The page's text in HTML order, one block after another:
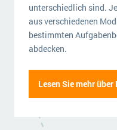
unterschiedlich sind.
aus verschiedenen
bestimmten
abdecken.
Lesen Sie mehr über